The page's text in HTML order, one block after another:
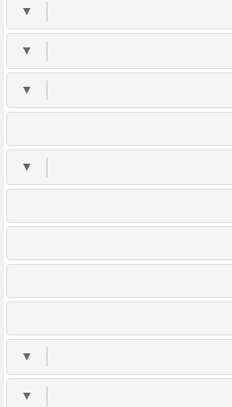
▼
▼
▼
▼
▼
▼